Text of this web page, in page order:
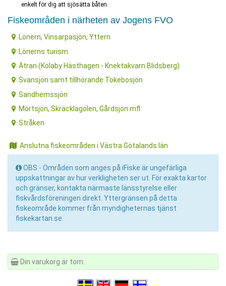
enkelt för dig att sjösätta båten.
Fiskeområden i närheten av Jogens FVO
Lönern, Vinsarpasjön, Yttern
Lönerns turism
Ätran (Kölaby Hästhagen - Knektakvarn Blidsberg)
Svansjön samt tillhörande Tokebosjön
Sandhemssjön
Mörtsjön, Skräcklagölen, Gårdsjön mfl
Stråken
Anslutna fiskeområden i Västra Götalands län
OBS - Områden som anges på iFiske är ungefärliga
uppskattningar av hur verkligheten ser ut. För exakta kartor
och gränser, kontakta närmaste länsstyrelse eller
fiskvårdsföreningen direkt. Yttergränsen på detta
fiskeområde kommer från myndigheternas tjänst
fiskekartan.se.
Din varukorg är tom.